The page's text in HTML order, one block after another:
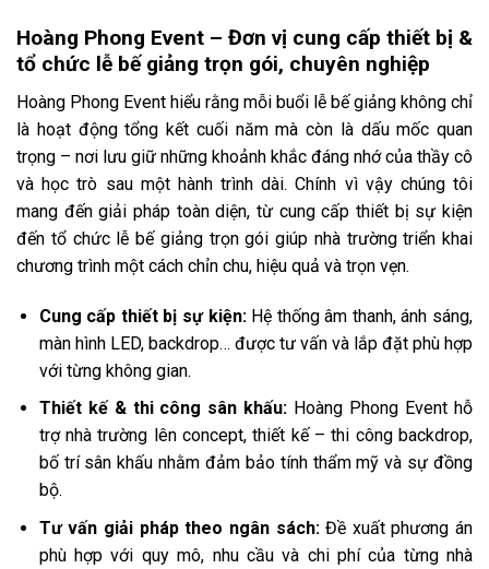
Hoàng Phong Event – Đơn vị cung cấp thiết bị &
tổ chức lễ bế giảng trọn gói, chuyên nghiệp
Hoàng Phong Event hiểu rằng mỗi buổi lễ bế giảng không chỉ
là hoạt động tổng kết cuối năm mà còn là dấu mốc quan
trọng – nơi lưu giữ những khoảnh khắc đáng nhớ của thầy cô
và học trò sau một hành trình dài. Chính vì vậy chúng tôi
mang đến giải pháp toàn diện, từ cung cấp thiết bị sự kiện
đến tổ chức lễ bế giảng trọn gói giúp nhà trường triển khai
chương trình một cách chỉn chu, hiệu quả và trọn vẹn.
Cung cấp thiết bị sự kiện: Hệ thống âm thanh, ánh sáng,
màn hình LED, backdrop… được tư vấn và lắp đặt phù hợp
với từng không gian.
Thiết kế & thi công sân khấu: Hoàng Phong Event hỗ
trợ nhà trường lên concept, thiết kế – thi công backdrop,
bố trí sân khấu nhằm đảm bảo tính thẩm mỹ và sự đồng
bộ.
Tư vấn giải pháp theo ngân sách:Đề xuất phương án
phù hợp với quy mô, nhu cầu và chi phí của từng nhà